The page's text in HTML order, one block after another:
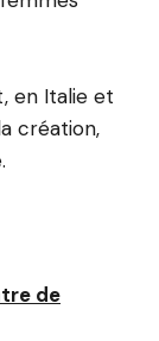
en Italie et
création,
de